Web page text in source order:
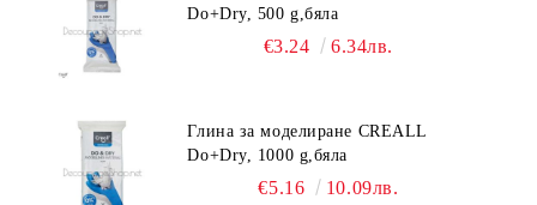
Do+Dry, 500 g,бяла
€3.24 6.34лв.
Глина за моделиране CREALL
Do+Dry, 1000 g,бяла
€5.16 10.09лв.